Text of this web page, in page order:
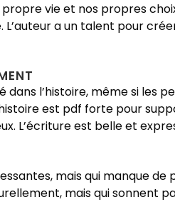
vie et nos propres
a un talent pour
l’histoire, même si les
est pdf forte pour
L’écriture est belle et
mais qui manque
mais qui sonnent